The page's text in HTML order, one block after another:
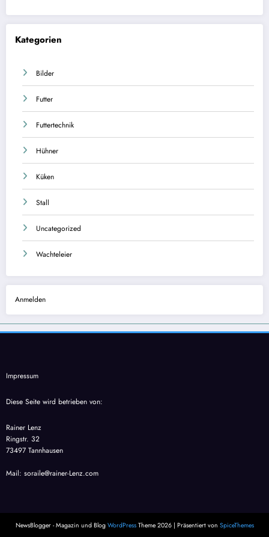
Kategorien
Bilder
Futter
Futtertechnik
Hühner
Küken
Stall
Uncategorized
Wachteleier
Anmelden
Impressum
Diese Seite wird betrieben von:
Rainer Lenz
Ringstr. 32
73497 Tannhausen
Mail: soraile@rainer-Lenz.com
NewsBlogger - Magazin und Blog WordPressTheme 2026 | Präsentiert von SpiceThemes